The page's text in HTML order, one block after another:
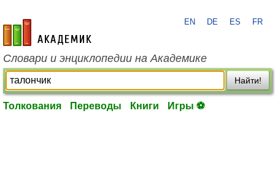
academic.ru
EN DE ES FR
Словари и энциклопедии на Академике
Найти!
Толкования Переводы Книги Игры ⚽